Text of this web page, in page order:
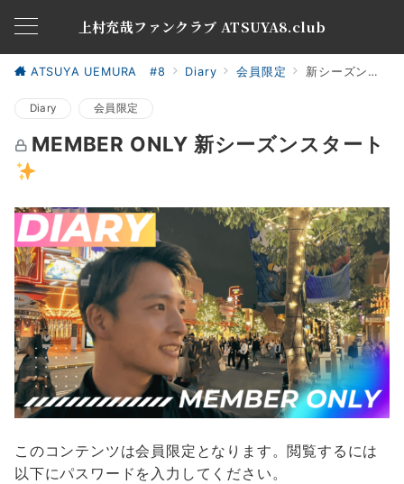
上村充哉ファンクラブ ATSUYA8.club
ATSUYA UEMURA #8 Diary 会員限定 新シーズンスタート
Diary 会員限定
MEMBER ONLY 新シーズンスタート
このコンテンツは会員限定となります。閲覧するには
以下にパスワードを入力してください。